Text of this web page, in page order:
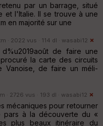
par un barrage, situé
et l'Italie. Il se trouve à une
en majorité sur une
· 2022 vus · 114 dl · wasabi12
de faire une
la carte des circuits
Vanoise, de faire un méli-
· 2726 vus · 193 dl · wasabi12
mécaniques pour retourner
pars à la découverte du «
plus beaux itinéraire du